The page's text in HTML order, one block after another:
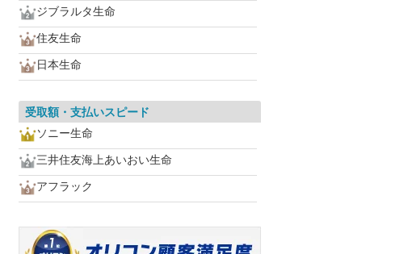
ジブラルタ生命
住友生命
日本生命
受取額・支払いスピード
ソニー生命
三井住友海上あいおい生命
アフラック